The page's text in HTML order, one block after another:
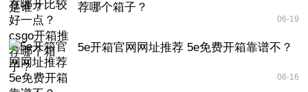
荐哪个箱子？
06-19
5e开箱官网网址推荐 5e免费开箱靠谱不？
06-16